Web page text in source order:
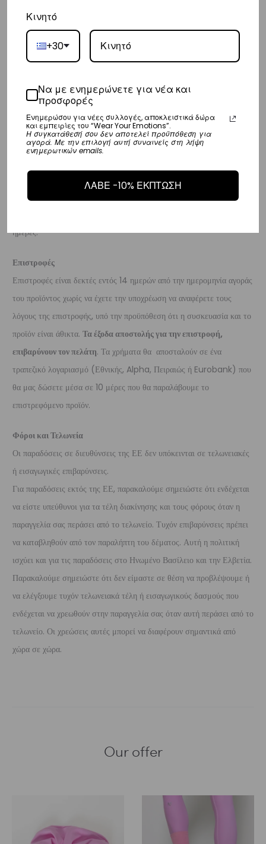
Ευρώπη
– Τα έξοδα αποστολής για όλο την Ευρώπη είναι στα
– Η συνεργαζόμενη εταιρεία ταχυμεταφορών,DHL, θα αναλάβει την
– Οι χρόνοι παράδοσης κυμαίνονται συνήθως από 3-8 εργάσιμες
ημέρες.
Διεθνή
– Η συνεργαζόμενη εταιρεία ταχυμεταφορών,DHL
παράδοσή σας.
ημέρες.
Επιστροφές
Επιστροφές είναι δεκτές εντός 14 ημερών από την ημερομηνία αγοράς
του προϊόντος χωρίς να έχετε την υποχρέωση να αναφέρετε τους
λόγους της επιστροφής, υπό την προϋπόθεση ότι η συσκευασία και το
προϊόν είναι άθικτα. Τα έξοδα αποστολής για την επιστροφή,
επιβαρύνουν τον πελάτη. Τα χρήματα θα αποσταλούν σε ένα
τραπεζικό λογαριασμό (Εθνικής, Alpha, Πειραιώς ή Eurobank) που
θα μας δώσετε μέσα σε 10 μέρες που θα παραλάβουμε το
επιστρεφόμενο προϊόν.
Φόροι και Τελωνεία
Οι παραδόσεις σε διευθύνσεις της ΕΕ δεν υπόκεινται σε τελωνειακές
ή εισαγωγικές επιβαρύνσεις.
Για παραδόσεις εκτός της ΕΕ, παρακαλούμε σημειώστε ότι ενδέχεται
να είστε υπεύθυνοι για τα τέλη διακίνησης και τους φόρους όταν η
παραγγελία σας περάσει από το τελωνείο. Τυχόν επιβαρύνσεις πρέπει
να καταβληθούν από τον παραλήπτη του δέματος. Αυτή η πολιτική
ισχύει και για τις παραδόσεις στο Ηνωμένο Βασίλειο και την Ελβετία.
Παρακαλούμε σημειώστε ότι δεν είμαστε σε θέση να προβλέψουμε ή
να ελέγξουμε τυχόν τελωνειακά τέλη ή εισαγωγικούς δασμούς που
ενδέχεται να χρεωθούν στην παραγγελία σας όταν αυτή περάσει από το
τελωνείο. Οι χρεώσεις αυτές μπορεί να διαφέρουν σημαντικά από
χώρα σε χώρα.
Our offer
Κινητό
+30
Να με ενημερώνετε για νέα και
προσφορές
Ενημερώσου για νέες συλλογές, αποκλειστικά δώρα
και εμπειρίες του “Wear Your Emotions”.
Η συγκατάθεσή σου δεν αποτελεί προϋπόθεση για
αγορά. Με την επιλογή αυτή συναινείς στη λήψη
ενημερωτικών emails.
ΛΑΒΕ -10% ΕΚΠΤΩΣΗ